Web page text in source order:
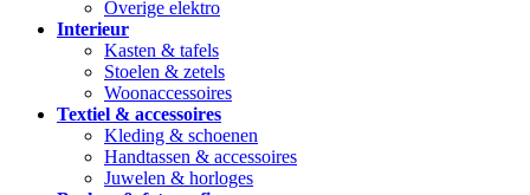
Overige elektro
Interieur
Kasten & tafels
Stoelen & zetels
Woonaccessoires
Textiel & accessoires
Kleding & schoenen
Handtassen & accessoires
Juwelen & horloges